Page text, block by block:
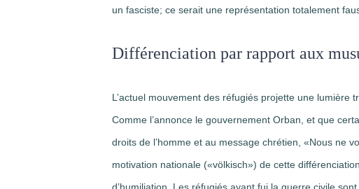
un fasciste; ce serait une représentation totalement
Différenciation par rapport aux
L’actuel mouvement des réfugiés projette une lumière
Comme l’annonce le gouvernement Orban, et que
droits de l’homme et au message chrétien, «Nous ne
motivation nationale («völkisch») de cette
d’humiliation. Les réfugiés ayant fui la guerre civile